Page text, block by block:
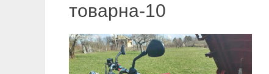
товарна-10